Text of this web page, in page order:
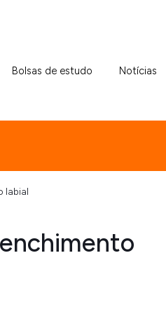
Bolsas de estudo Notícias
labial